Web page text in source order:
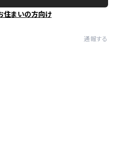
住まいの方向け
通報する